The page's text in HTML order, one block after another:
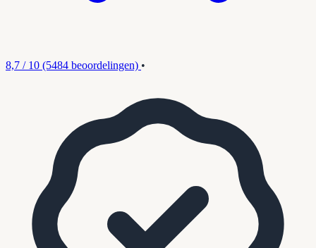
8,7 / 10 (5484 beoordelingen) •